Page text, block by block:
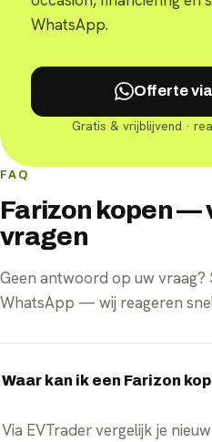
WhatsApp.
Offerte
Gratis & vrijblijvend ·
FAQ
Farizon kopen —
vragen
Geen antwoord op uw vraag?
WhatsApp — wij reageren
Waar kan ik een Farizon
Via EVTrader vergelijk je